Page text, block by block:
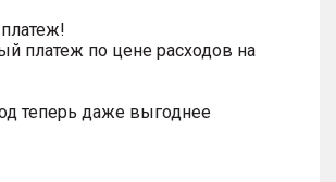
платеж по цене расходов на
теперь даже выгоднее